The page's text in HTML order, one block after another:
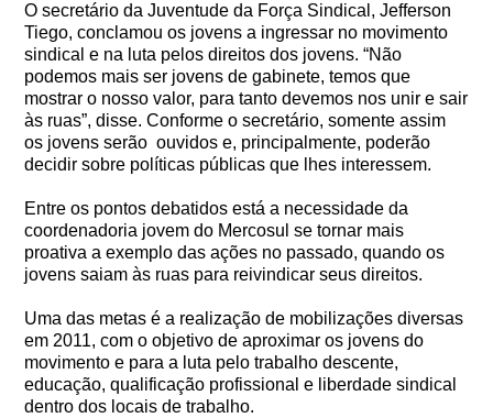
O secretário da Juventude da Força Sindical, Jefferson
Tiego, conclamou os jovens a ingressar no movimento
sindical e na luta pelos direitos dos jovens. “Não
podemos mais ser jovens de gabinete, temos que
mostrar o nosso valor, para tanto devemos nos unir e sair
às ruas”, disse. Conforme o secretário, somente assim
os jovens serão ouvidos e, principalmente, poderão
decidir sobre políticas públicas que lhes interessem.
Entre os pontos debatidos está a necessidade da
coordenadoria jovem do Mercosul se tornar mais
proativa a exemplo das ações no passado, quando os
jovens saiam às ruas para reivindicar seus direitos.
Uma das metas é a realização de mobilizações diversas
em 2011, com o objetivo de aproximar os jovens do
movimento e para a luta pelo trabalho descente,
educação, qualificação profissional e liberdade sindical
dentro dos locais de trabalho.